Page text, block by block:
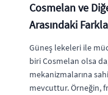
Cosmelan ve
Arasındaki
Güneş lekeleri ile
biri Cosmelan olsa
mekanizmalarına
mevcuttur. Örneğin,